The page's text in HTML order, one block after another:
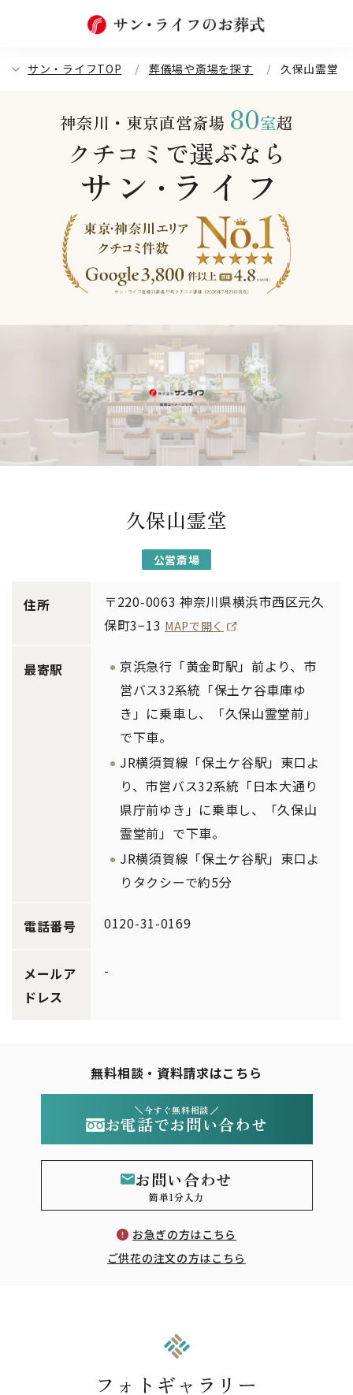
サン・ライフTOP 葬儀場や斎場を探す 久保山霊堂
神奈川・東京直営斎場 80室超
クチコミで選ぶなら
サン ・ ライフ
久保山霊堂
公営斎場
住所
〒220-0063 神奈川県横浜市西区元久
保町3−13 MAPで開く
最寄駅
京浜急行「黄金町駅」前より、市
営バス32系統「保土ケ谷車庫ゆ
き」に乗車し、「久保山霊堂前」
で下車。
JR横須賀線「保土ケ谷駅」東口よ
り、市営バス32系統「日本大通り
県庁前ゆき」に乗車し、「久保山
霊堂前」で下車。
JR横須賀線「保土ケ谷駅」東口よ
りタクシーで約5分
電話番号 0120-31-0169
メールア
ドレス
-
無料相談・資料請求はこちら
今すぐ無料相談
お電話でお問い合わせ
お問い合わせ
簡単1分入力
お急ぎの方はこちら
ご供花の注文の方はこちら
フォトギャラリー